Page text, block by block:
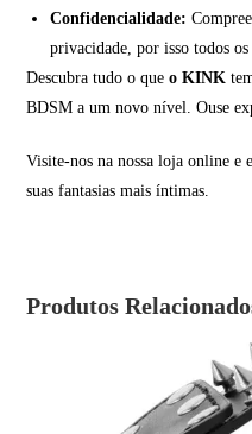
Confidencialidade:
privacidade, por isso todos os
Descubra tudo o queo KINK
BDSM a um novo nível. Ouse
Visite-nos na nossa loja online e
suas fantasias mais íntimas.
Produtos